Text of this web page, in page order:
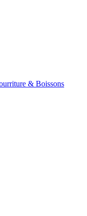
& Boissons